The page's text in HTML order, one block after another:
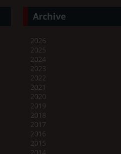
Archive
2026
2025
2024
2023
2022
2021
2020
2019
2018
2017
2016
2015